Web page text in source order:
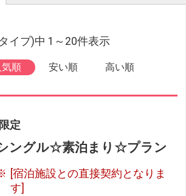
タイプ)中 1～20件表示
気順 安い順 高い順
定
ングル☆素泊まり☆プラン
[宿泊施設との直接契約となりま
す]